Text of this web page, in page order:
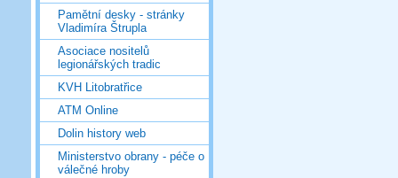
Pamětní desky - stránky
Vladimíra Štrupla
Asociace nositelů
legionářských tradic
KVH Litobratřice
ATM Online
Dolin history web
Ministerstvo obrany - péče o
válečné hroby